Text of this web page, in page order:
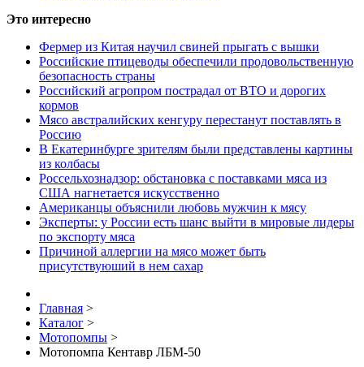
Это интересно
Фермер из Китая научил свиней прыгать с вышки
Российские птицеводы обеспечили продовольственную
безопасность страны
Российский агропром пострадал от ВТО и дорогих
кормов
Мясо австралийских кенгуру перестанут поставлять в
Россию
В Екатеринбурге зрителям были представлены картины
из колбасы
Россельхознадзор: обстановка с поставками мяса из
США нагнетается искусственно
Американцы объяснили любовь мужчин к мясу
Эксперты: у России есть шанс выйти в мировые лидеры
по экспорту мяса
Причиной аллергии на мясо может быть
присутствуюший в нем сахар
Главная >
Каталог >
Мотопомпы >
Мотопомпа Кентавр ЛБМ-50